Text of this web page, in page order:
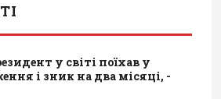
у світі поїхав у
і зник на два місяці, -